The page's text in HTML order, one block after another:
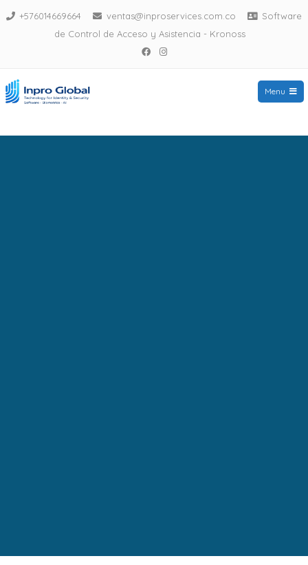
+576014669664 ventas@inproservices.com.co
Software
de Control de Acceso y Asistencia - Kronoss
Menu